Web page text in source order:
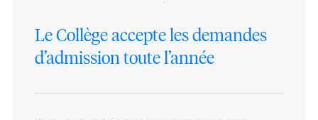
Le Collège accepte les demandes
d’admission toute l’année